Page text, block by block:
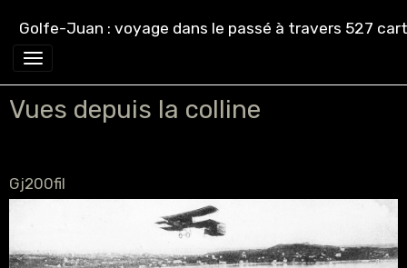
Golfe-Juan : voyage dans le passé à travers 527
Vues depuis la colline
Gj200fil